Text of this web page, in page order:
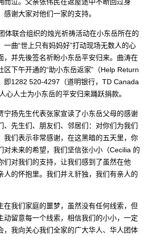
谢大家对他们一家的支持。
体联合组织的烛光祈祷活动在小东岳所在的
一曲“世上只有妈妈好”打动现场无数人的心
，并先後签名祈盼小东岳平安归来。曲涛在
区下午开通的“助小东岳返家”（Help Return
即1282 520-4297（道明银行，TD Canada
心人士为小东岳的平安归来踊跃捐款。
宁扬先生代表张家宣读了小东岳父母的感谢
、先生们、朋友们、邻居们：对你们为我们
我们表示非常感谢，在这黑暗的五天里，你
对未来的希望，我们坚信张小小（Cecilia 的
们对我们的支持，让我们感到了虽然在他
人的怀抱里。我们并え豻独，我们有亲人的
在我们家庭的噩梦，虽然没有任何线索，但
动留意每一个线索，相信我们的小小，一定
，我向关心我们全家的广大华人、华人团体